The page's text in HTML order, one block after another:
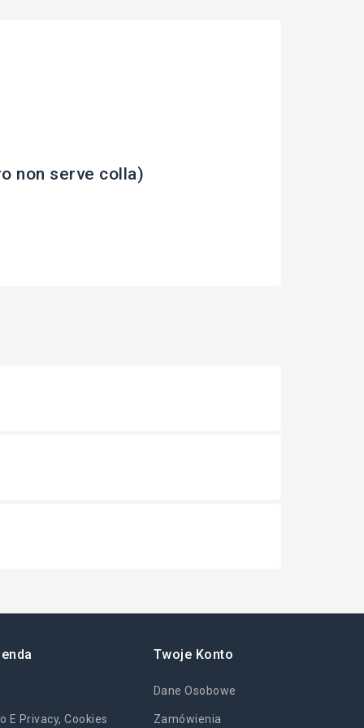
non serve colla)
E Privacy, Cookies
Twoje Konto
Dane Osobowe
Zamówienia